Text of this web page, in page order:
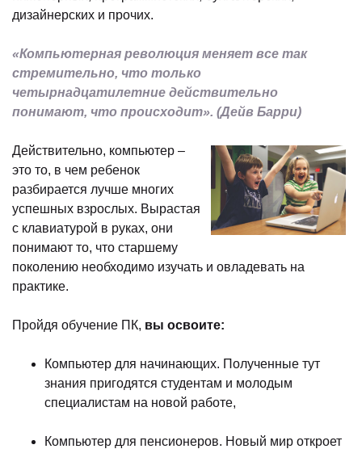
дизайнерских и прочих.
«Компьютерная революция меняет все так
стремительно, что только
четырнадцатилетние действительно
понимают, что происходит». (Дейв Барри)
Действительно, компьютер –
это то, в чем ребенок
разбирается лучше многих
успешных взрослых. Вырастая
с клавиатурой в руках, они
понимают то, что старшему
поколению необходимо изучать и овладевать на
практике.
Пройдя обучение ПК, вы освоите:
Компьютер для начинающих. Полученные тут
знания пригодятся студентам и молодым
специалистам на новой работе,
Компьютер для пенсионеров. Новый мир откроет